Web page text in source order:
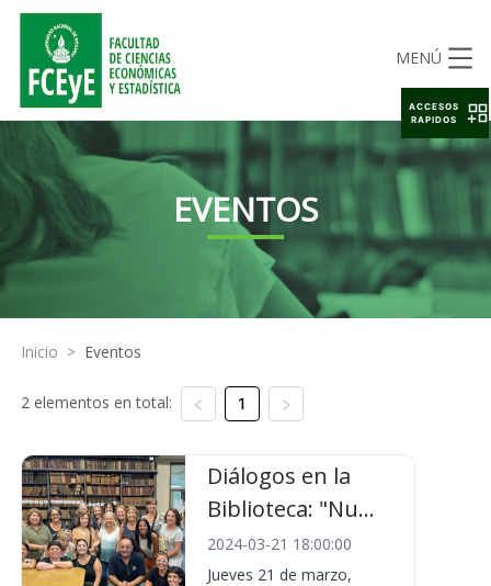
MENÚ
EVENTOS
Inicio > Eventos
2 elementos en total: 1
Diálogos en la
Biblioteca: "Nu...
2024-03-21 18:00:00
Jueves 21 de marzo,
ACCESOS
RAPIDOS